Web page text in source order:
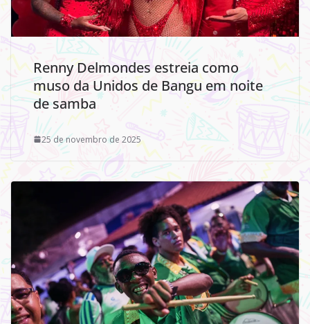
Renny Delmondes estreia como
muso da Unidos de Bangu em noite
de samba
25 de novembro de 2025